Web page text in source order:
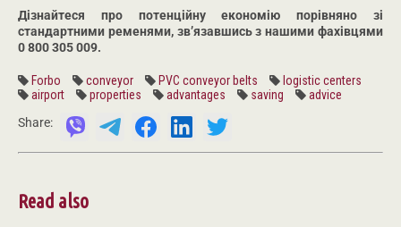
Дізнайтеся про потенційну економію порівняно зі
стандартними ременями, зв’язавшись з нашими фахівцями
0 800 305 009.
Forbo conveyor PVC conveyor belts
logistic centers
airport
properties advantages saving
advice
Share:
Read also